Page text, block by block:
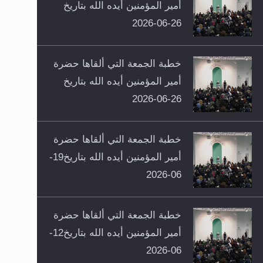
أمير المؤمنين أيده الله بتاريخ
26-06-2026
خطبة الجمعة التي ألقاها حضرة
أمير المؤمنين أيده الله بتاريخ
26-06-2026
خطبة الجمعة التي ألقاها حضرة
أمير المؤمنين أيده الله بتاريخ19-
06-2026
خطبة الجمعة التي ألقاها حضرة
أمير المؤمنين أيده الله بتاريخ12-
06-2026